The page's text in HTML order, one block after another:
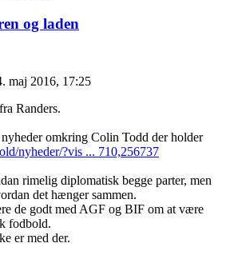
og laden
maj 2016, 17:25
Randers.
omkring Colin Todd der holder
nyheder/?vis ... 710,256737
rimelig diplomatisk begge parter, men
det hænger sammen.
de godt med AGF og BIF om at være
fodbold.
er med der.